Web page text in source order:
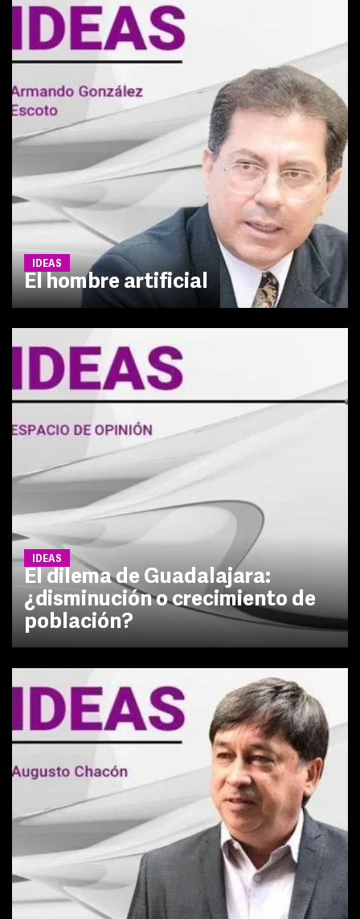
IDEAS
El hombre artificial
IDEAS
El dilema de Guadalajara:
¿disminución o crecimiento de
población?